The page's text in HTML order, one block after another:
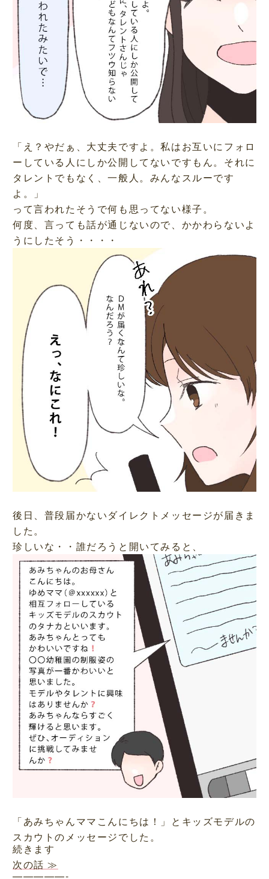
「え？やだぁ、大丈夫ですよ。私はお互いにフォロ
ーしている人にしか公開してないですもん。それに
タレントでもなく、一般人。みんなスルーです
よ。」
って言われたそうで何も思ってない様子。
何度、言っても話が通じないので、かかわらないよ
うにしたそう・・・・
後日、普段届かないダイレクトメッセージが届きま
した。
珍しいな・・誰だろうと開いてみると、
「あみちゃんママこんにちは！」とキッズモデルの
スカウトのメッセージでした。
続きます
次の話 ≫
—————-